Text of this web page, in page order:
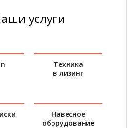
услуги
Техника
в лизинг
Навесное
оборудование